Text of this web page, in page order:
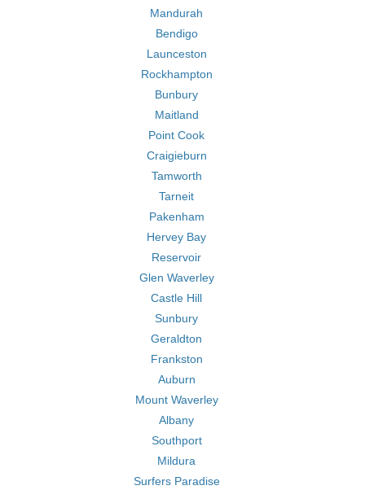
Mandurah
Bendigo
Launceston
Rockhampton
Bunbury
Maitland
Point Cook
Craigieburn
Tamworth
Tarneit
Pakenham
Hervey Bay
Reservoir
Glen Waverley
Castle Hill
Sunbury
Geraldton
Frankston
Auburn
Mount Waverley
Albany
Southport
Mildura
Surfers Paradise